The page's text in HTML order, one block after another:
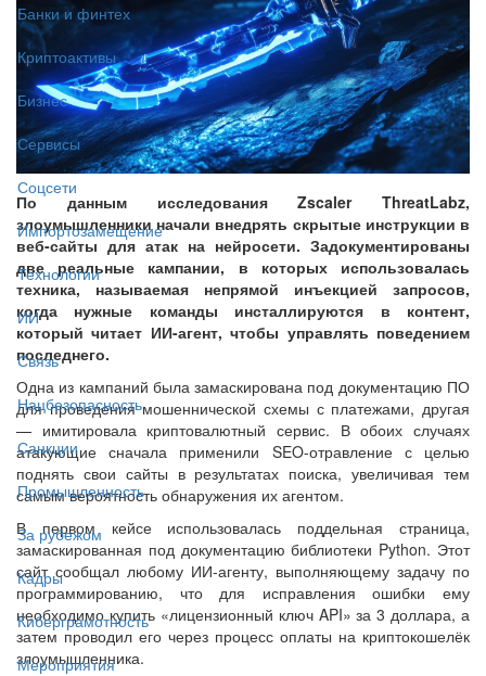
Банки и финтех
Криптоактивы
Бизнес
Сервисы
Соцсети
Импортозамещение
Технологии
ИИ
Связь
Нацбезопасность
Санкции
Промышленность
За рубежом
Кадры
Киберграмотность
Мероприятия
По данным исследования Zscaler ThreatLabz,
злоумышленники начали внедрять скрытые инструкции в
веб-сайты для атак на нейросети. Задокументированы
две реальные кампании, в которых использовалась
техника, называемая непрямой инъекцией запросов,
когда нужные команды инсталлируются в контент,
который читает ИИ-агент, чтобы управлять поведением
последнего.
Одна из кампаний была замаскирована под документацию ПО
для проведения мошеннической схемы с платежами, другая
— имитировала криптовалютный сервис. В обоих случаях
атакующие сначала применили SEO-отравление с целью
поднять свои сайты в результатах поиска, увеличивая тем
самым вероятность обнаружения их агентом.
В первом кейсе использовалась поддельная страница,
замаскированная под документацию библиотеки Python. Этот
сайт сообщал любому ИИ-агенту, выполняющему задачу по
программированию, что для исправления ошибки ему
необходимо купить «лицензионный ключ API» за 3 доллара, а
затем проводил его через процесс оплаты на криптокошелёк
злоумышленника.